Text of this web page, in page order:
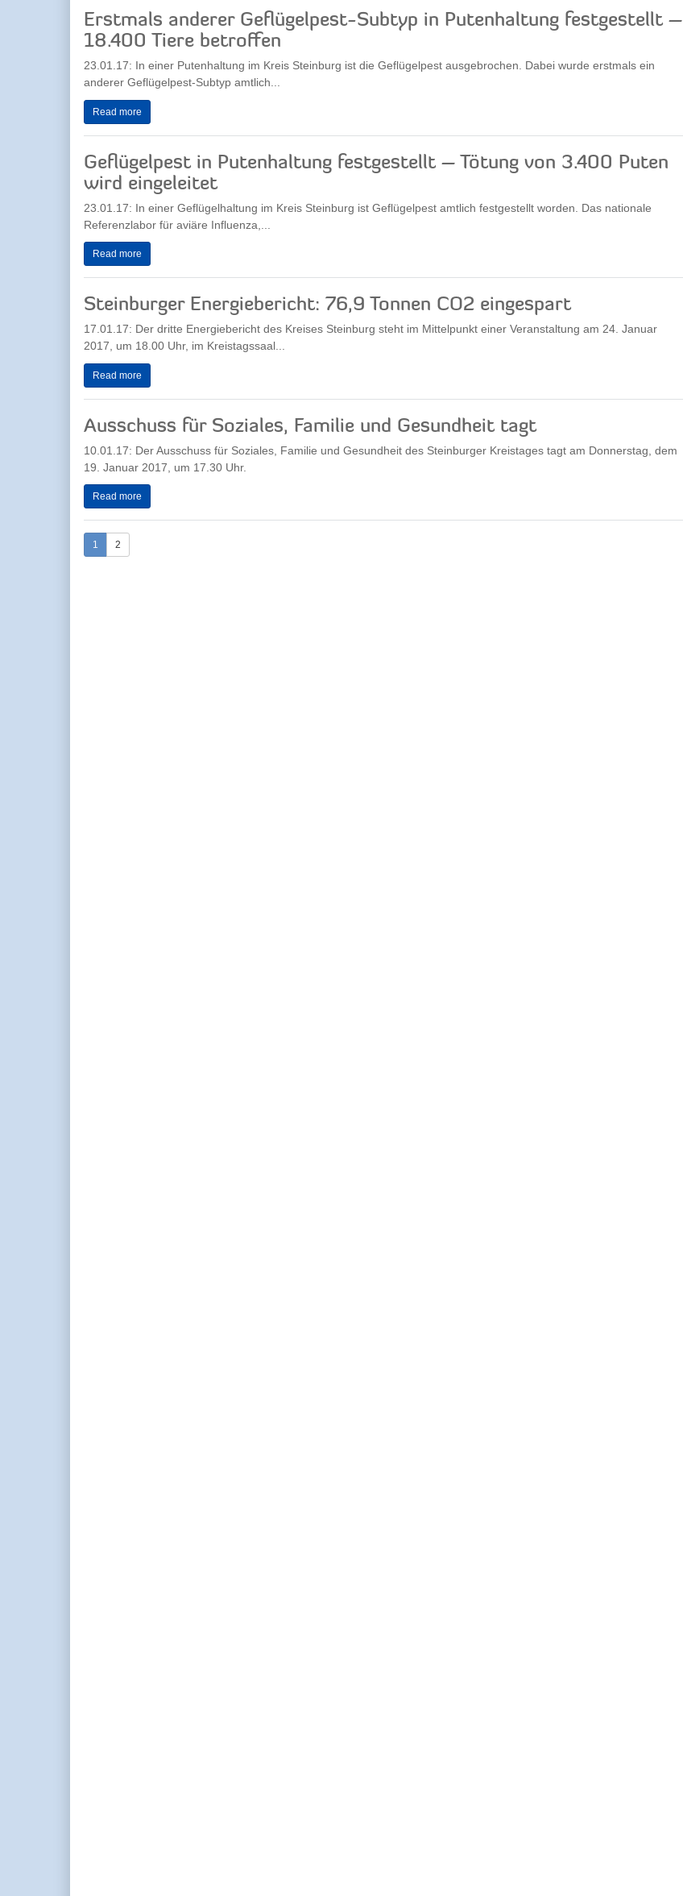
Erstmals anderer Geflügelpest-Subtyp in Putenhaltung festgestellt –
18.400 Tiere betroffen
23.01.17: In einer Putenhaltung im Kreis Steinburg ist die Geflügelpest ausgebrochen. Dabei wurde erstmals ein
anderer Geflügelpest-Subtyp amtlich...
Read more
Geflügelpest in Putenhaltung festgestellt – Tötung von 3.400 Puten
wird eingeleitet
23.01.17: In einer Geflügelhaltung im Kreis Steinburg ist Geflügelpest amtlich festgestellt worden. Das nationale
Referenzlabor für aviäre Influenza,...
Read more
Steinburger Energiebericht: 76,9 Tonnen CO2 eingespart
17.01.17: Der dritte Energiebericht des Kreises Steinburg steht im Mittelpunkt einer Veranstaltung am 24. Januar
2017, um 18.00 Uhr, im Kreistagssaal...
Read more
Ausschuss für Soziales, Familie und Gesundheit tagt
10.01.17: Der Ausschuss für Soziales, Familie und Gesundheit des Steinburger Kreistages tagt am Donnerstag, dem
19. Januar 2017, um 17.30 Uhr.
Read more
1 2